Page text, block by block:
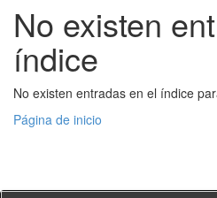
No existen
índice
No existen entradas en el índice
Página de inicio